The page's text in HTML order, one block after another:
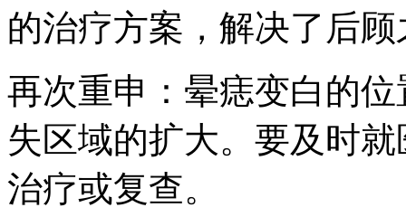
的治疗方案，解决了后顾
再次重申：晕痣变白的
失区域的扩大。要及时
治疗或复查。